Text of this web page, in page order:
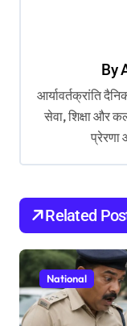
t
i
o
n
By
आर्यावर्तक्रांति
सेवा, शिक्षा और
प्रेरणा
Related
National